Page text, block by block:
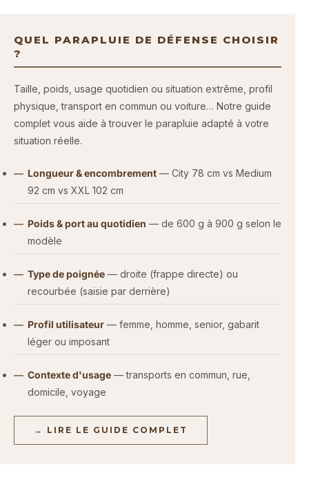
QUEL PARAPLUIE DE DÉFENSE CHOISIR
?
Taille, poids, usage quotidien ou situation extrême, profil
physique, transport en commun ou voiture… Notre guide
complet vous aide à trouver le parapluie adapté à votre
situation réelle.
Longueur & encombrement — City 78 cm vs Medium
92 cm vs XXL 102 cm
Poids & port au quotidien — de 600 g à 900 g selon le
modèle
Type de poignée — droite (frappe directe) ou
recourbée (saisie par derrière)
Profil utilisateur — femme, homme, senior, gabarit
léger ou imposant
Contexte d'usage — transports en commun, rue,
domicile, voyage
→ LIRE LE GUIDE COMPLET